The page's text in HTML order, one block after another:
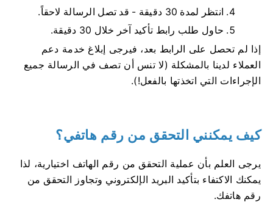
انتظر لمدة 30 دقيقة - قد تصل الرسالة لاحقاً.
حاول طلب رابط تأكيد آخر خلال 30 دقيقة.
إذا لم تحصل على الرابط بعد، فيرجى إبلاغ خدمة دعم
العملاء لدينا بالمشكلة (لا تنس أن تصف في الرسالة جميع
الإجراءات التي اتخذتها بالفعل!).
كيف يمكنني التحقق من رقم هاتفي؟
يرجى العلم بأن عملية التحقق من رقم الهاتف اختيارية، لذا
يمكنك الاكتفاء بتأكيد البريد الإلكتروني وتجاوز التحقق من
رقم هاتفك.